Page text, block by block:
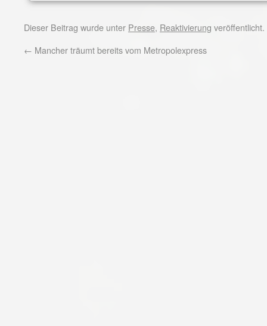
Dieser Beitrag wurde unter Presse, Reaktivierung
← Mancher träumt bereits vom Metropolexpress